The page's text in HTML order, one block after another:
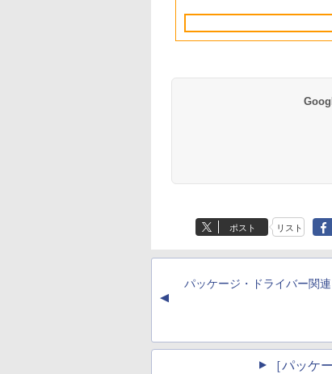
Retinaディスプレ
512GB SSD、1080p
バーチャルアイテム
を含む】 【オンライ
ブロックス | オンラ
￥1,300
バーチャル
を含む】 【
ブロックス |
￥1,600
￥1,766
出す プロン
葉 AI画像生
Labo)
￥480
7インチディスプレ
イ、色調調節ライ
テリー、広告なし、
￥22,980
ない、大き
読みやすい
チディスプ
ック、16GB
￥16,980
ポスト リスト
▲
パッケージ・ドライバー関
［パッケ